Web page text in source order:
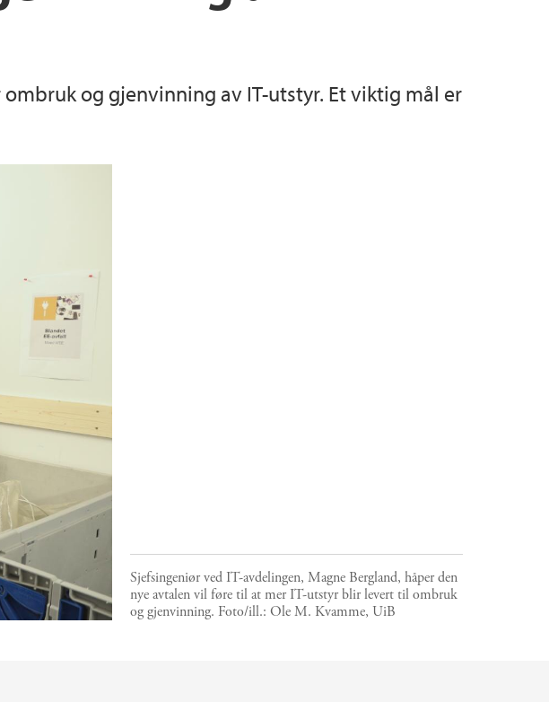
og gjenvinning av IT-utstyr. Et viktig mål er
Sjefsingeniør ved IT-avdelingen, Magne Bergland, håper den
nye avtalen vil føre til at mer IT-utstyr blir levert til ombruk
og gjenvinning. Foto/ill.:Ole M. Kvamme, UiB